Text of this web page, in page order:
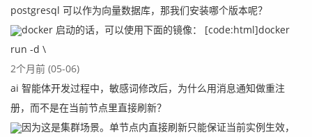
postgresql 可以作为向量数据库，那我们安装哪个版本呢？
docker 启动的话，可以使用下面的镜像： [code:html]docker
run -d \
2个月前 (05-06)
ai 智能体开发过程中，敏感词修改后，为什么用消息通知做重注
册，而不是在当前节点里直接刷新？
因为这是集群场景。单节点内直接刷新只能保证当前实例生效，